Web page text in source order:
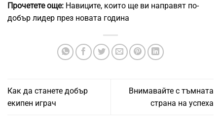
Прочетете още: Навиците, които ще ви направят по-
добър лидер през новата година
Как да станете добър
екипен играч
Внимавайте с тъмната
страна на успеха